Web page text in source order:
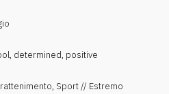
determined, positive
Sport // Estremo